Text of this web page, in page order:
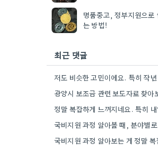
명품중고, 정부지원으로
는 방법!
최근 댓글